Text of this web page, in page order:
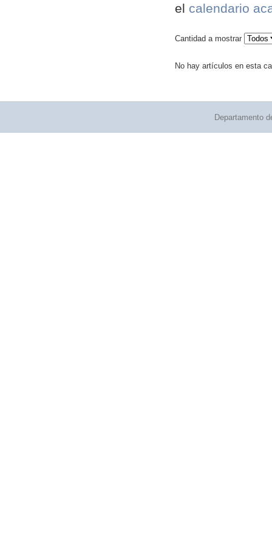
el calendario
Cantidad a mostrar
No hay artículos en esta
Departamento